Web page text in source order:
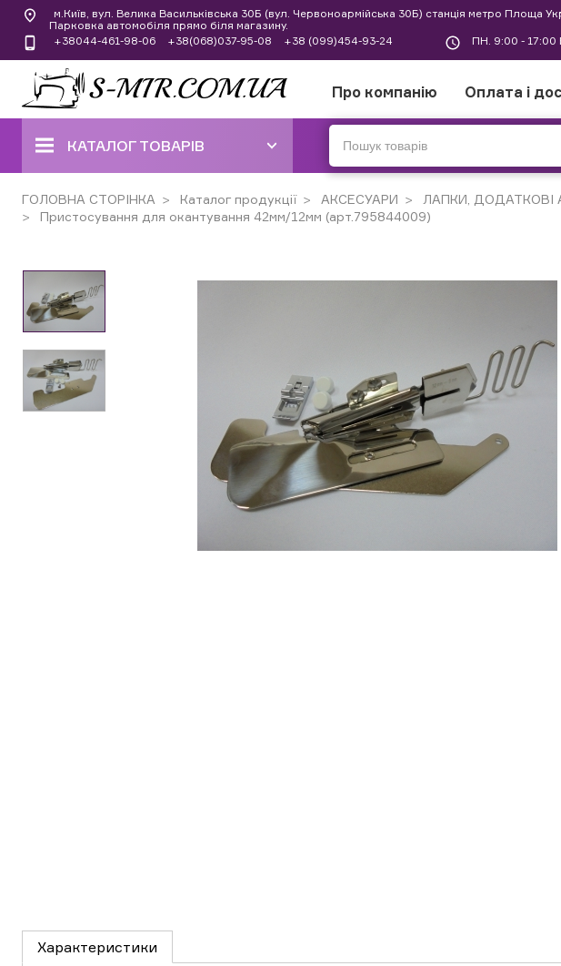
м.Київ, вул. Велика Васильківська 30Б (вул. Червоноармійська 30Б) станція метро Площа
Парковка автомобіля прямо біля магазину.
+38044-461-98-06
+38(068)037-95-08 +38 (099)454-93-24 ПН. 9:00 - 17:00
Про компанію Оплата і
КАТАЛОГ ТОВАРІВ
ШВЕЙНІ МАШИНИ
ВИШИВАЛЬНІ ТА ШВЕЙНО-
ВИШИВАЛЬНІ МАШИНИ
ШВЕЙНІ МАШИНИ РУЧНОГО
СТІБКА
В'ЯЗАЛЬНІ МАШИНИ
ГОЛОВНА СТОРІНКА Каталог продукції АКСЕСУАРИ
ЛАПКИ,
Пристосування для окантування 42мм/12мм (арт.795844009)
Характеристики